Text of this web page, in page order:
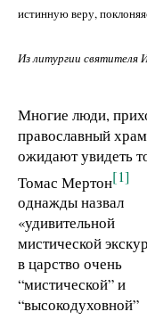
истинную веру,
Из литургии святителя
Многие люди,
православный
ожидают увидеть
Томас Мертон[1]
однажды назвал
«удивительной
мистической
в царство очень
“мистической” и
“высокодуховной”